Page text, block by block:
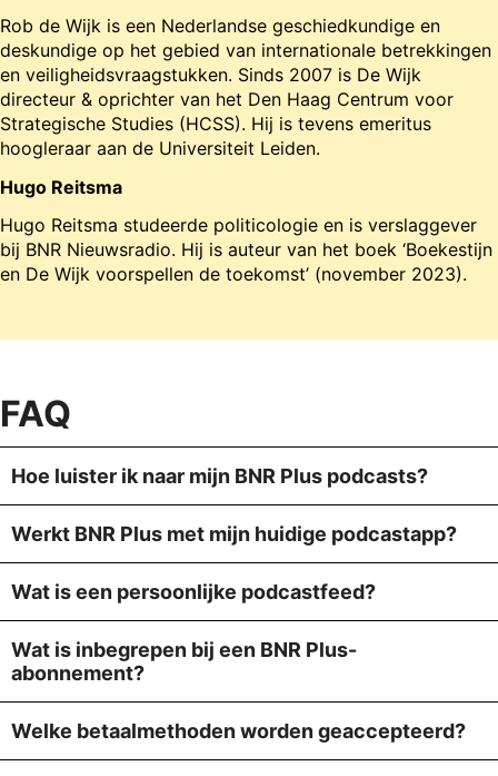
Rob de Wijk is een Nederlandse geschiedkundige en
deskundige op het gebied van internationale betrekkingen
en veiligheidsvraagstukken. Sinds 2007 is De Wijk
directeur & oprichter van het Den Haag Centrum voor
Strategische Studies (HCSS). Hij is tevens emeritus
hoogleraar aan de Universiteit Leiden.
Hugo Reitsma
Hugo Reitsma studeerde politicologie en is verslaggever
bij BNR Nieuwsradio. Hij is auteur van het boek ‘Boekestijn
en De Wijk voorspellen de toekomst’ (november 2023).
FAQ
Hoe luister ik naar mijn BNR Plus podcasts?
Werkt BNR Plus met mijn huidige podcastapp?
Wat is een persoonlijke podcastfeed?
Wat is inbegrepen bij een BNR Plus-
abonnement?
Welke betaalmethoden worden geaccepteerd?